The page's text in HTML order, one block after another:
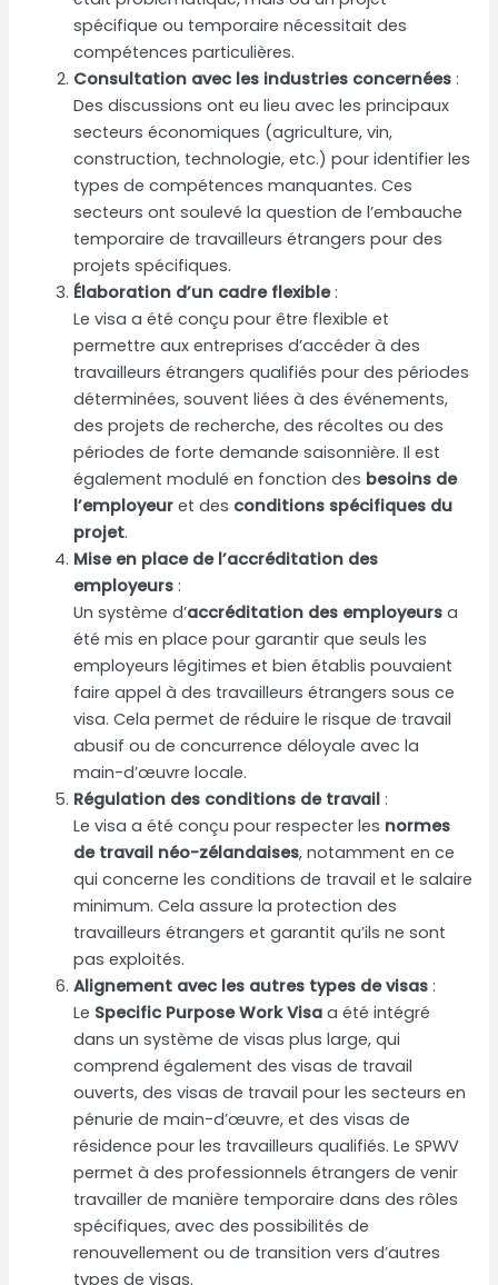
spécifique ou temporaire nécessitait des
compétences particulières.
Consultation avec les industries concernées :
Des discussions ont eu lieu avec les principaux
secteurs économiques (agriculture, vin,
construction, technologie, etc.) pour identifier les
types de compétences manquantes. Ces
secteurs ont soulevé la question de l’embauche
temporaire de travailleurs étrangers pour des
projets spécifiques.
Élaboration d’un cadre flexible:
Le visa a été conçu pour être flexible et
permettre aux entreprises d’accéder à des
travailleurs étrangers qualifiés pour des périodes
déterminées, souvent liées à des événements,
des projets de recherche, des récoltes ou des
périodes de forte demande saisonnière. Il est
également modulé en fonction des besoins de
l’employeur et des conditions spécifiques du
projet.
Mise en place de l’accréditation des
employeurs :
Un système d’accréditation des employeurs a
été mis en place pour garantir que seuls les
employeurs légitimes et bien établis pouvaient
faire appel à des travailleurs étrangers sous ce
visa. Cela permet de réduire le risque de travail
abusif ou de concurrence déloyale avec la
main-d’œuvre locale.
Régulation des conditions de travail :
Le visa a été conçu pour respecter les normes
de travail néo-zélandaises, notamment en ce
qui concerne les conditions de travail et le salaire
minimum. Cela assure la protection des
travailleurs étrangers et garantit qu’ils ne sont
pas exploités.
Alignement avec les autres types de visas :
Le Specific Purpose Work Visa a été intégré
dans un système de visas plus large, qui
comprend également des visas de travail
ouverts, des visas de travail pour les secteurs en
pénurie de main-d’œuvre, et des visas de
résidence pour les travailleurs qualifiés. Le SPWV
permet à des professionnels étrangers de venir
travailler de manière temporaire dans des rôles
spécifiques, avec des possibilités de
renouvellement ou de transition vers d’autres
types de visas.